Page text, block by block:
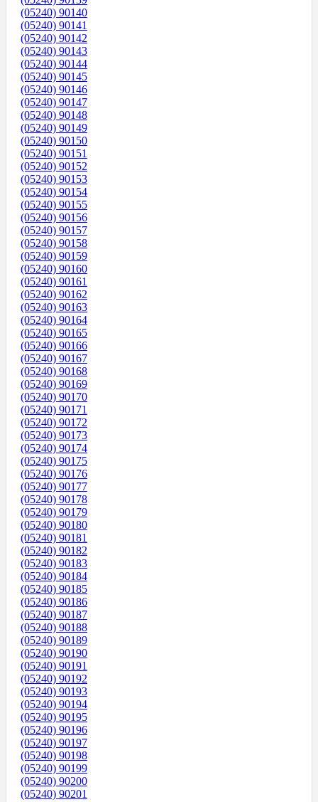
(05240) 90140
(05240) 90141
(05240) 90142
(05240) 90143
(05240) 90144
(05240) 90145
(05240) 90146
(05240) 90147
(05240) 90148
(05240) 90149
(05240) 90150
(05240) 90151
(05240) 90152
(05240) 90153
(05240) 90154
(05240) 90155
(05240) 90156
(05240) 90157
(05240) 90158
(05240) 90159
(05240) 90160
(05240) 90161
(05240) 90162
(05240) 90163
(05240) 90164
(05240) 90165
(05240) 90166
(05240) 90167
(05240) 90168
(05240) 90169
(05240) 90170
(05240) 90171
(05240) 90172
(05240) 90173
(05240) 90174
(05240) 90175
(05240) 90176
(05240) 90177
(05240) 90178
(05240) 90179
(05240) 90180
(05240) 90181
(05240) 90182
(05240) 90183
(05240) 90184
(05240) 90185
(05240) 90186
(05240) 90187
(05240) 90188
(05240) 90189
(05240) 90190
(05240) 90191
(05240) 90192
(05240) 90193
(05240) 90194
(05240) 90195
(05240) 90196
(05240) 90197
(05240) 90198
(05240) 90199
(05240) 90200
(05240) 90201